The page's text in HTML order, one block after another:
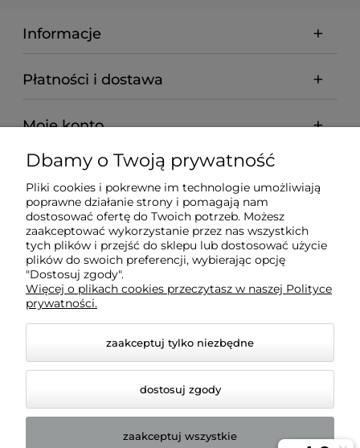
Informacje
Płatności i dostawa
Moje konto
Pomoc
O nas
BADREX FHU S.C. Marcin Fuhl, Robert Fuhl | NIP:
7543081443 | REGON: 161576169
Dbamy o Twoją prywatność
Pliki cookies i pokrewne im technologie umożliwiają
poprawne działanie strony i pomagają nam
dostosować ofertę do Twoich potrzeb. Możesz
zaakceptować wykorzystanie przez nas wszystkich
tych plików i przejść do sklepu lub dostosować użycie
plików do swoich preferencji, wybierając opcję
"Dostosuj zgody".
Więcej o plikach cookies przeczytasz w naszej Polityce
prywatności.
zaakceptuj tylko niezbędne
dostosuj zgody
zaakceptuj wszystkie